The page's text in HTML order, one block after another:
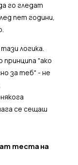
го гледат
пет години,
логика.
принципа "ако
за теб" - не
се сещаш
теста на